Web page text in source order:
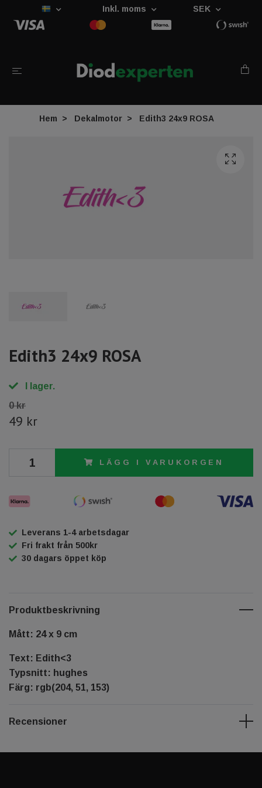
Inkl. moms SEK
Hem Dekalmotor Edith3 24x9 ROSA
Edith3 24x9 ROSA
I lager.
0 kr
49 kr
LÄGG I VARUKORGEN
Leverans 1-4 arbetsdagar
Fri frakt från 500kr
30 dagars öppet köp
Produktbeskrivning
Mått: 24 x 9 cm
Text: Edith<3
Typsnitt: hughes
Färg: rgb(204, 51, 153)
Recensioner